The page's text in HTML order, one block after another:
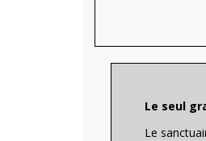
Le seul
Le